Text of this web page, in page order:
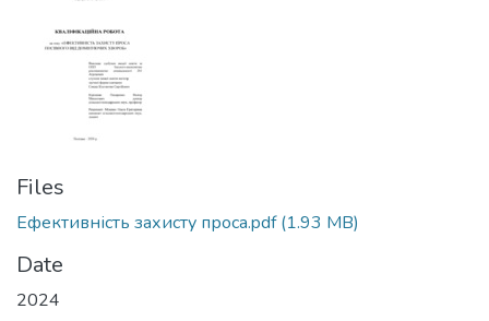
Files
Ефективність захисту проса.pdf(1.93 MB)
Date
2024